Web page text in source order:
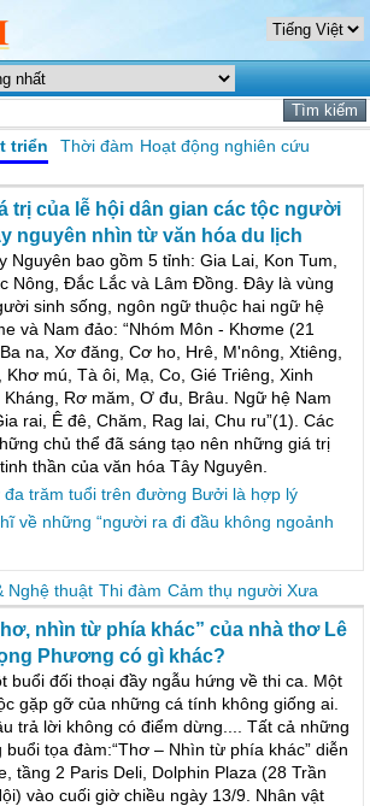
triển Thời đàm Hoạt động nghiên cứu
trị của lễ hội dân gian các tộc người
nguyên nhìn từ văn hóa du lịch
Nguyên bao gồm 5 tỉnh: Gia Lai, Kon Tum,
Nông, Đắc Lắc và Lâm Đồng. Đây là vùng
sinh sống, ngôn ngữ thuộc hai ngữ hệ
và Nam đảo: “Nhóm Môn - Khơme (21
na, Xơ đăng, Cơ ho, Hrê, M'nông, Xtiêng,
Khơ mú, Tà ôi, Mạ, Co, Gié Triêng, Xinh
Rơ măm, Ơ đu, Brâu. Ngữ hệ Nam
rai, Ê đê, Chăm, Rag lai, Chu ru”(1). Các
chủ thể đã sáng tạo nên những giá trị
thần của văn hóa Tây Nguyên.
đa trăm tuổi trên đường Bưởi là hợp lý
về những “người ra đi đầu không ngoảnh
Nghệ thuật Thi đàm Cảm thụ người Xưa
nhìn từ phía khác” của nhà thơ Lê
Phương có gì khác?
buổi đối thoại đầy ngẫu hứng về thi ca. Một
gặp gỡ của những cá tính không giống ai.
trả lời không có điểm dừng.... Tất cả những
tọa đàm:“Thơ – Nhìn từ phía khác” diễn
tầng 2 Paris Deli, Dolphin Plaza (28 Trần
vào cuối giờ chiều ngày 13/9. Nhân vật